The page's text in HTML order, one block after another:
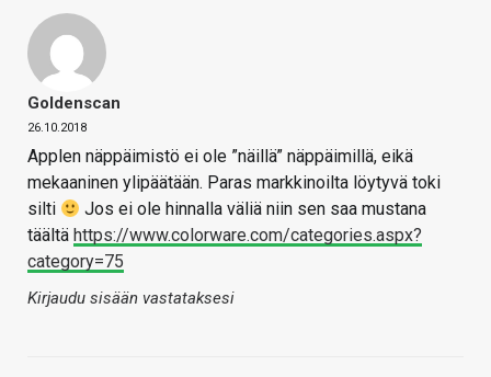
Goldenscan
26.10.2018
Applen näppäimistö ei ole ”näillä” näppäimillä, eikä
mekaaninen ylipäätään. Paras markkinoilta löytyvä toki
silti
Jos ei ole hinnalla väliä niin sen saa mustana
täältä https://www.colorware.com/categories.aspx?
category=75
Kirjaudu sisään vastataksesi